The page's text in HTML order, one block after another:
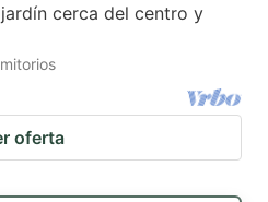
cerca del centro y
oferta